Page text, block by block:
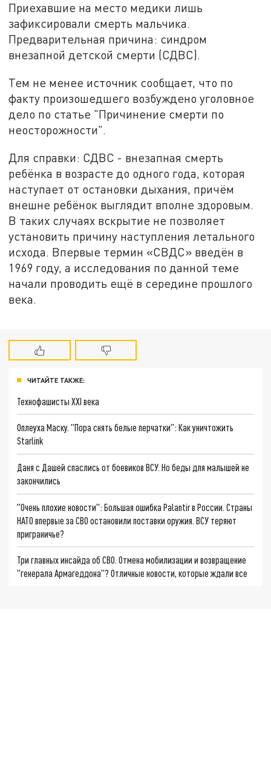
Приехавшие на место медики лишь
зафиксировали смерть мальчика.
Предварительная причина: синдром
внезапной детской смерти (СДВС).
Тем не менее источник сообщает, что по
факту произошедшего возбуждено уголовное
дело по статье "Причинение смерти по
неосторожности".
Для справки: СДВС - внезапная смерть
ребёнка в возрасте до одного года, которая
наступает от остановки дыхания, причём
внешне ребёнок выглядит вполне здоровым.
В таких случаях вскрытие не позволяет
установить причину наступления летального
исхода. Впервые термин «СВДС» введён в
1969 году, а исследования по данной теме
начали проводить ещё в середине прошлого
века.
ЧИТАЙТЕ ТАКЖЕ:
Технофашисты XXI века
Оплеуха Маску. "Пора снять белые перчатки": Как уничтожить
Starlink
Даня с Дашей спаслись от боевиков ВСУ. Но беды для малышей не
закончились
"Очень плохие новости": Большая ошибка Palantir в России. Страны
НАТО впервые за СВО остановили поставки оружия. ВСУ теряют
приграничье?
Три главных инсайда об СВО. Отмена мобилизации и возвращение
"генерала Армагеддона"? Отличные новости, которые ждали все